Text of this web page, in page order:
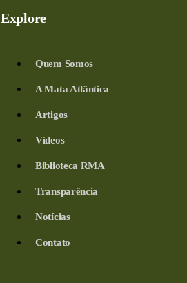
Explore
Quem Somos
A Mata Atlântica
Artigos
Vídeos
Biblioteca RMA
Transparência
Notícias
Contato